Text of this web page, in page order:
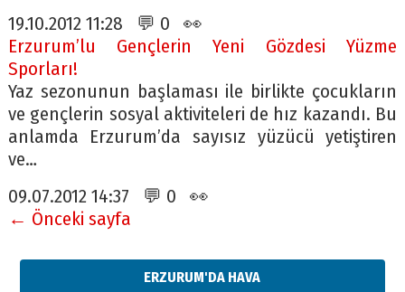
19.10.2012 11:28 💬 0 👀
Erzurum’lu Gençlerin Yeni Gözdesi Yüzme
Sporları!
Yaz sezonunun başlaması ile birlikte çocukların
ve gençlerin sosyal aktiviteleri de hız kazandı. Bu
anlamda Erzurum’da sayısız yüzücü yetiştiren
ve…
09.07.2012 14:37 💬 0 👀
← Önceki sayfa
ERZURUM'DA HAVA